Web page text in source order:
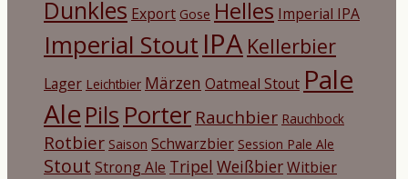
Dunkles Export Gose Helles Imperial IPA
Imperial Stout IPA Kellerbier
Lager Leichtbier Märzen Oatmeal Stout Pale
Ale Pils Porter Rauchbier Rauchbock
Rotbier Saison Schwarzbier Session Pale Ale
Stout Strong Ale Tripel WeißbierWitbier